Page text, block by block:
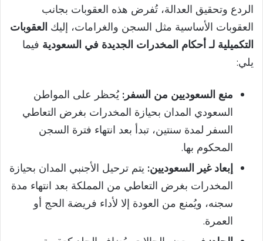
الردع وتحقيق العدالة، تُفرض هذه العقوبات بجانب
العقوبات الأساسية مثل السجن والغرامات، إليك العقوبات
التكميلية لـ أحكام المخدرات الجديدة في السعودية فيما
يلي:
منع السعوديين من السفر: يُحظر على المواطن
السعودي المدان بحيازة المخدرات بغرض التعاطي
السفر لمدة سنتين، تبدأ بعد انتهاء فترة السجن
المحكوم بها.
إبعاد غير السعوديين: يتم ترحيل الأجنبي المدان بحيازة
المخدرات بغرض التعاطي من المملكة بعد انتهاء مدة
سجنه، ويُمنع من العودة إلا لأداء فريضة الحج أو
العمرة.